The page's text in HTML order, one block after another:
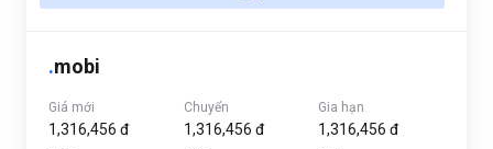
.mobi
Giá mới
1,316,456 đ
Chuyển
1,316,456 đ
Gia hạn
1,316,456 đ